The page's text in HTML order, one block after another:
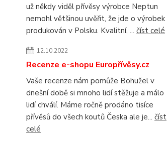
už někdy viděl přívěsy výrobce Neptun
nemohl většinou uvěřit, že jde o výrobek
produkován v Polsku. Kvalitní, ... číst celé
12.10.2022
Recenze e-shopu Europřívěsy.cz
Vaše recenze nám pomůže Bohužel v
dnešní době si mnoho lidí stěžuje a málo
lidí chválí. Máme ročně prodáno tisíce
přívěsů do všech koutů Česka ale je... číst
celé